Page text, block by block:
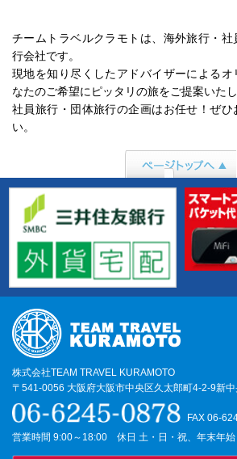
チームトラベルクラモトは、海外旅行・
行会社です。
現地を知り尽くしたアドバイザーによる
なたのご希望にピッタリの旅をご提案いたし
社員旅行・団体旅行の企画はお任せ！ぜひ
い。
ページトップへ行
株式会社TEAM TRAVEL KURAMOTO
〒541-0056 大阪府大阪市中央区久太郎町4-2-9新
FAX 06-
営業時間 9:00～18:00 休日 土・日・祝、年末年始